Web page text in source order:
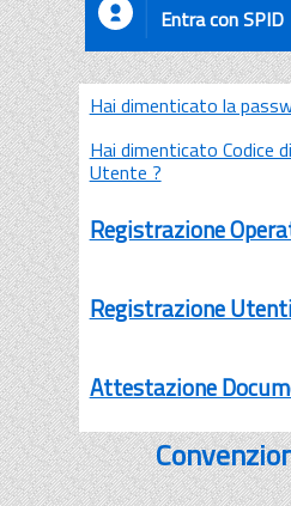
Entra con SPID
Hai dimenticato la
Hai dimenticato Codice
Utente ?
Registrazione
Registrazione
Attestazione